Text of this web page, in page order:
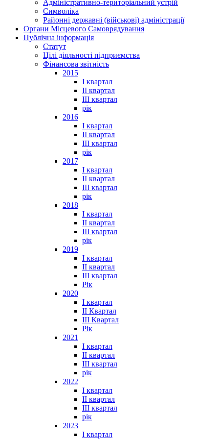
Адміністративно-територіальний устрій
Символіка
Районні державні (військові) адміністрації
Органи Місцевого Самоврядування
Публічна інформація
Статут
Цілі діяльності підприємства
Фінансова звітність
2015
I квартал
II квартал
III квартал
рік
2016
I квартал
II квартал
III квартал
рік
2017
I квартал
II квартал
III квартал
рік
2018
I квартал
II квартал
III квартал
рік
2019
I квартал
II квартал
III квартал
Рік
2020
I квартал
II Квартал
III Квартал
Рік
2021
I квартал
II квартал
III квартал
рік
2022
I квартал
II квартал
ІІІ квартал
рік
2023
І квартал